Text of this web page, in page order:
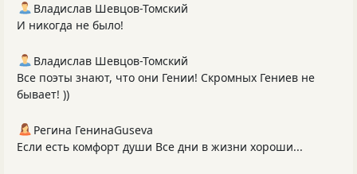
Владислав Шевцов-Томский
И никогда не было!
Владислав Шевцов-Томский
Все поэты знают, что они Гении! Скромных Гениев не
бывает! ))
Регина ГенинаGuseva
Если есть комфорт души Все дни в жизни хороши...